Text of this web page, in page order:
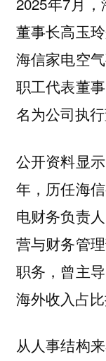
董事长高玉
海信家电空
职工代表董
名为公司执行
公开资料显
年，历任海
电财务负责
营与财务管
职务，曾主
海外收入占比
从人事结构